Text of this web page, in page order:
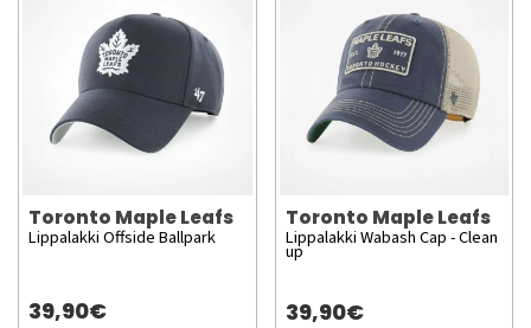
Toronto Maple Leafs
Lippalakki Offside Ballpark
39,90€
Toronto Maple Leafs
Lippalakki Wabash Cap - Clean
up
39,90€